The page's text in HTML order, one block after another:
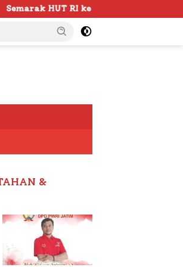
di Sumenep Dimulai, Bupati Fauzi
&